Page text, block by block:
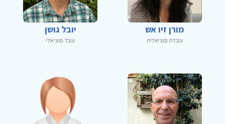
מורן זיו אש
עובדת סוציאלית
יובל גושן
עובד סוציאלי